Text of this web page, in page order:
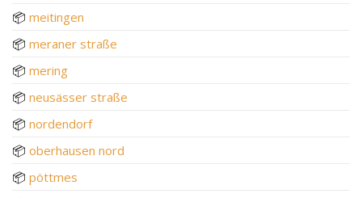
📦 meitingen
📦 meraner straße
📦 mering
📦 neusässer straße
📦 nordendorf
📦 oberhausen nord
📦 pöttmes